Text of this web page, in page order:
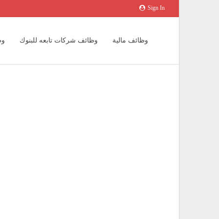
Sign In
وظائف شركات تابعه للبنوك وظائف مالية